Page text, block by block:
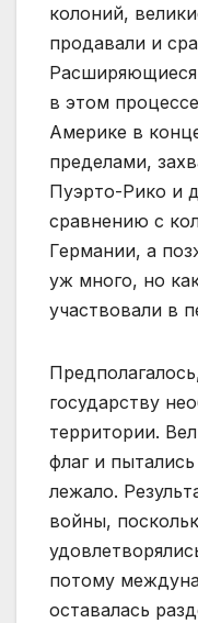
колоний,
продавали и
в этом
Америке в
пределами,
Пуэрто-Рико и
сравнению с
Германии, а
уж много, но
участвовали в
государству
территории.
флаг и
лежало.
войны,
потому
оставалась